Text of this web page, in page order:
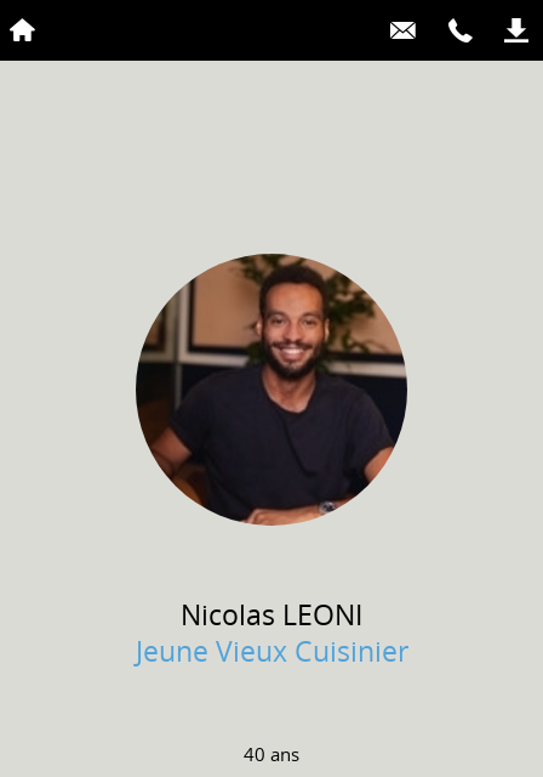
Nicolas LEONI
Jeune Vieux Cuisinier
40 ans